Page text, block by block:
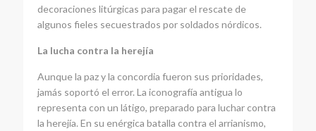
decoraciones litúrgicas para pagar el rescate de
algunos fieles secuestrados por soldados nórdicos.
La lucha contra la herejía
Aunque la paz y la concordia fueron sus prioridades,
jamás soportó el error. La iconografía antigua lo
representa con un látigo, preparado para luchar contra
la herejía. En su enérgica batalla contra el arrianismo,